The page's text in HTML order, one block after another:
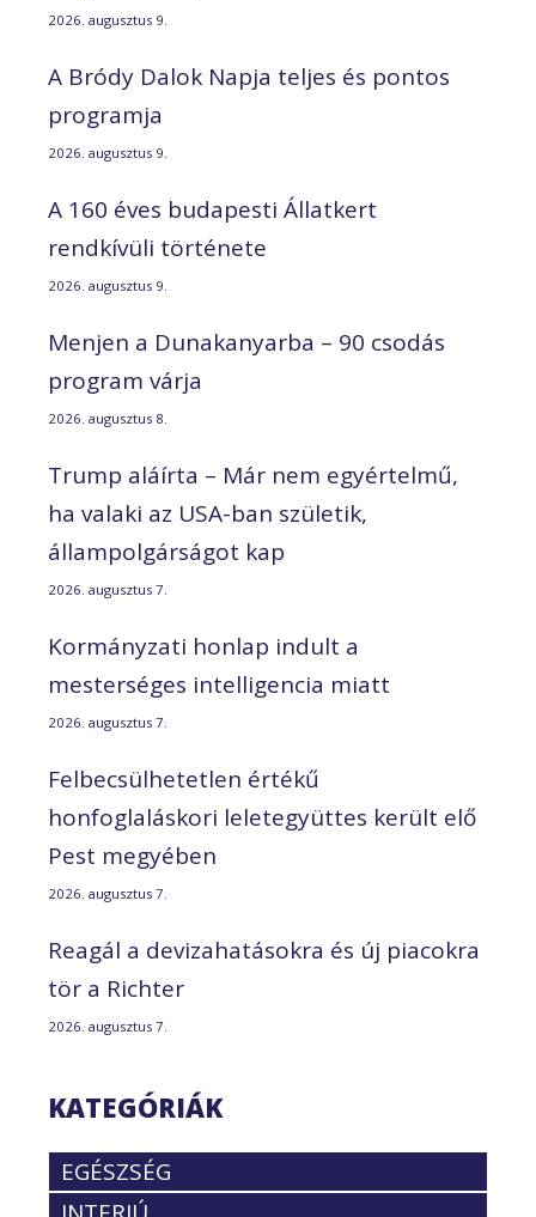
2026. augusztus 9.
A Bródy Dalok Napja teljes és pontos
programja
2026. augusztus 9.
A 160 éves budapesti Állatkert
rendkívüli története
2026. augusztus 9.
Menjen a Dunakanyarba – 90 csodás
program várja
2026. augusztus 8.
Trump aláírta – Már nem egyértelmű,
ha valaki az USA-ban születik,
állampolgárságot kap
2026. augusztus 7.
Kormányzati honlap indult a
mesterséges intelligencia miatt
2026. augusztus 7.
Felbecsülhetetlen értékű
honfoglaláskori leletegyüttes került elő
Pest megyében
2026. augusztus 7.
Reagál a devizahatásokra és új piacokra
tör a Richter
2026. augusztus 7.
KATEGÓRIÁK
EGÉSZSÉG